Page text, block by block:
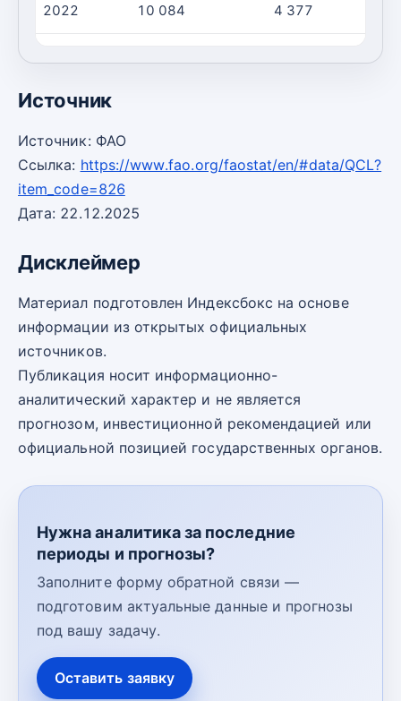
2022 10 084 4 377
Источник
Источник: ФАО
Ссылка: https://www.fao.org/faostat/en/#data/QCL?
item_code=826
Дата: 22.12.2025
Дисклеймер
Материал подготовлен Индексбокс на основе
информации из открытых официальных
источников.
Публикация носит информационно-
аналитический характер и не является
прогнозом, инвестиционной рекомендацией или
официальной позицией государственных органов.
Нужна аналитика за последние
периоды и прогнозы?
Заполните форму обратной связи —
подготовим актуальные данные и прогнозы
под вашу задачу.
Оставить заявку